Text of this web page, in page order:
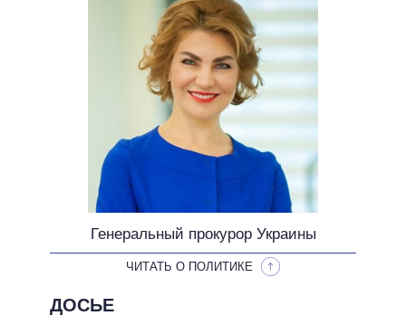
НЕВЫПОЛНЕННЫЕ ОБЕЩАНИЯ
ОБЕЩАНИЯ В ПРОЦЕССЕ
ВСЕ ОБЕЩАНИЯ
АРХИВНЫЕ ОБЕЩАНИЯ
Генеральный прокурор Украины
ЧИТАТЬ О ПОЛИТИКЕ
ДОСЬЕ